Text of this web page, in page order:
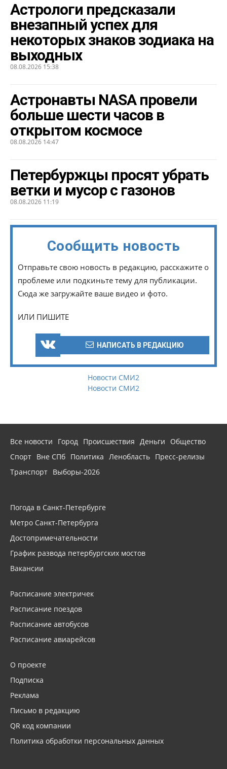
Астрологи предсказали
внезапный успех для
некоторых знаков зодиака на
выходных
08.08.2026 15:38
Астронавты NASA провели
больше шести часов в
открытом космосе
08.08.2026 14:47
Петербуржцы просят убрать
ветки и мусор с газонов
08.08.2026 11:19
Сообщить новость
Отправьте свою новость в редакцию, расскажите о
проблеме или подкиньте тему для публикации.
Сюда же загружайте ваше видео и фото.
ИЛИ ПИШИТЕ
НАПИСАТЬ В РЕДАКЦИЮ
Новости СМИ2
Новости СМИ2
Все новости Город Происшествия Деньги
Общество
Спорт Вне СПб Политика Ленобласть Пресс-релизы
Транспорт Выборы-2026
Погода в Санкт-Петербурге
Метро Санкт-Петербурга
Достопримечательности
График развода петербургских мостов
Вакансии
Расписание электричек
Расписание поездов
Расписание автобусов
Расписание авиарейсов
О проекте
Подписка
Реклама
Письмо в редакцию
QR код компании
Политика обработки персональных данных